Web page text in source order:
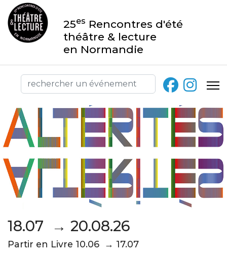
25es Rencontres d'été
théâtre & lecture
en Normandie
18.07 → 20.08.26
Partir en Livre 10.06 → 17.07